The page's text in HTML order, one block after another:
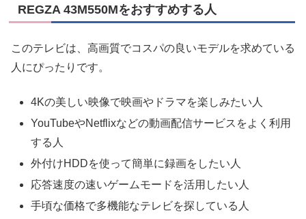
REGZA 43M550Mをおすすめする人
このテレビは、高画質でコスパの良いモデルを求めている
人にぴったりです。
4Kの美しい映像で映画やドラマを楽しみたい人
YouTubeやNetflixなどの動画配信サービスをよく利用
する人
外付けHDDを使って簡単に録画をしたい人
応答速度の速いゲームモードを活用したい人
手頃な価格で多機能なテレビを探している人